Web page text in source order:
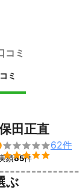
コミ
ミ
田正直


62件
績65件
ぶ